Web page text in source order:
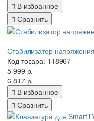
В избранное
Сравнить
Стабилизатор
Код товара: 118967
5 999 р.
6 817 р.
В избранное
Сравнить